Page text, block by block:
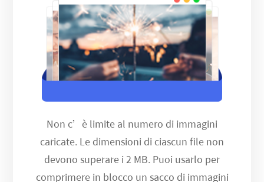
Non c’è limite al numero di immagini
caricate. Le dimensioni di ciascun file non
devono superare i 2 MB. Puoi usarlo per
comprimere in blocco un sacco di immagini